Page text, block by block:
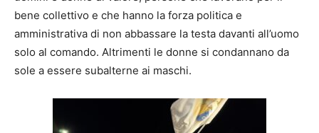
bene collettivo e che hanno la forza politica e
amministrativa di non abbassare la testa davanti all’uomo
solo al comando. Altrimenti le donne si condannano da
sole a essere subalterne ai maschi.